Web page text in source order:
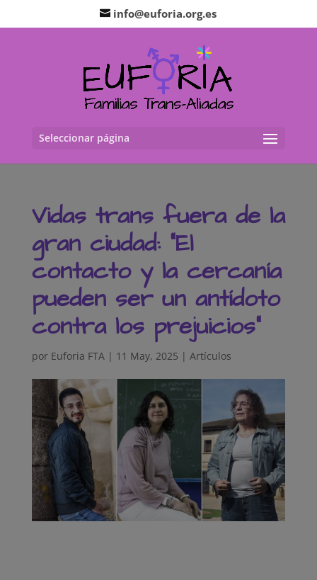
info@euforia.org.es
Seleccionar página
Vidas trans fuera de la
gran ciudad: “El
contacto y la cercanía
pueden ser un antídoto
contra los prejuicios”
por Euforia FTA| 11 May, 2025 | Artículos